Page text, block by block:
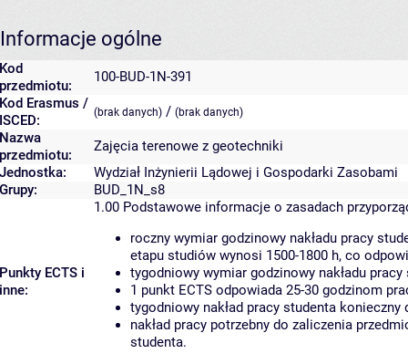
Informacje ogólne
Kod
przedmiotu:
100-BUD-1N-391
Kod Erasmus /
ISCED:
(brak danych) / (brak danych)
Nazwa
przedmiotu:
Zajęcia terenowe z geotechniki
Jednostka:
Wydział Inżynierii Lądowej i Gospodarki Zasobami
Grupy:
BUD_1N_s8
Punkty ECTS i
inne:
1.00 Podstawowe informacje o zasadach
roczny wymiar godzinowy nakładu pracy
etapu studiów wynosi 1500-1800 h, co
tygodniowy wymiar godzinowy nakładu
1 punkt ECTS odpowiada 25-30 godzinom
tygodniowy nakład pracy studenta
nakład pracy potrzebny do zaliczenia
studenta.